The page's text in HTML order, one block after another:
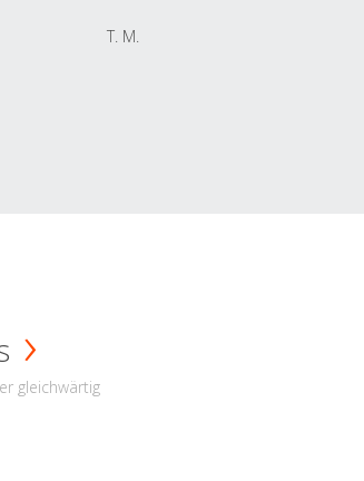
T. M.
gleichwärtig